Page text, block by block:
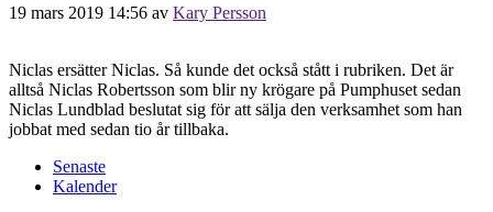
19 mars 2019 14:56 av Kary Persson
Niclas ersätter Niclas. Så kunde det också stått i rubriken. Det är
alltså Niclas Robertsson som blir ny krögare på Pumphuset sedan
Niclas Lundblad beslutat sig för att sälja den verksamhet som han
jobbat med sedan tio år tillbaka.
Senaste
Kalender